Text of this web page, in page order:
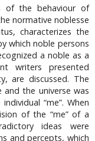
of the behaviour of
normative noblesse
characterizes the
which noble persons
a noble as a
writers presented
are discussed. The
the universe was
“me”. When
of the “me” of a
ideas were
and percepts, which